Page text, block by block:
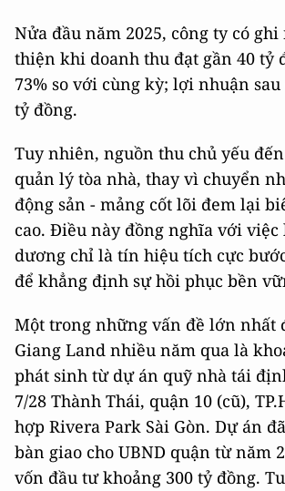
Nửa đầu năm 2025, công ty có
thiện khi doanh thu đạt gần 40 tỷ
73% so với cùng kỳ; lợi nhuận sau
tỷ đồng.
Tuy nhiên, nguồn thu chủ yếu
quản lý tòa nhà, thay vì chuyển
động sản - mảng cốt lõi đem lại
cao. Điều này đồng nghĩa với
dương chỉ là tín hiệu tích cực
để khẳng định sự hồi phục bền
Một trong những vấn đề lớn nhất
Giang Land nhiều năm qua là
phát sinh từ dự án quỹ nhà tái
7/28 Thành Thái, quận 10 (cũ),
hợp Rivera Park Sài Gòn. Dự án
bàn giao cho UBND quận từ năm
vốn đầu tư khoảng 300 tỷ đồng.